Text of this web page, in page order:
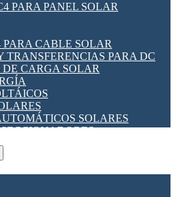
PARA PANEL SOLAR
PARA CABLE SOLAR
TRANSFERENCIAS PARA DC
CARGA SOLAR
SOLARES
SPDS PARA